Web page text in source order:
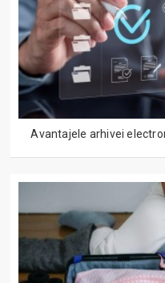
Avantajele arhivei